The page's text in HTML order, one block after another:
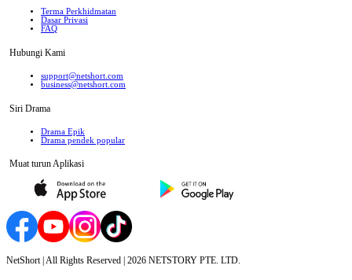
Terma Perkhidmatan
Dasar Privasi
FAQ
Hubungi Kami
support@netshort.com
business@netshort.com
Siri Drama
Drama Epik
Drama pendek popular
Muat turun Aplikasi
NetShort | All Rights Reserved | 2026 NETSTORY PTE. LTD.